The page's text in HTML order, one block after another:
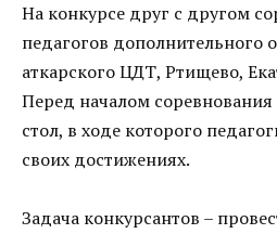
На конкурсе друг с другом
педагогов дополнительного
аткарского ЦДТ, Ртищево,
Перед началом соревнования
стол, в ходе которого
своих достижениях.
Задача конкурсантов –